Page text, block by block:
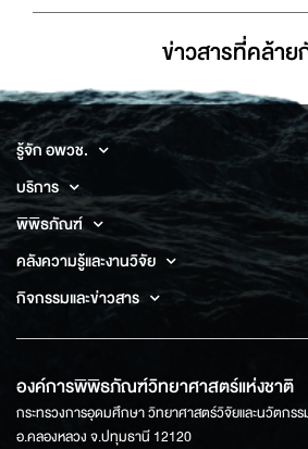
ข่าวสารที่่คล้าย
รู้จัก อพวช.
บริการ
พิพิธภัณฑ์
คลังความรู้และงานวิจัย
กิจกรรมและข่าวสาร
องค์การพิพิธภัณฑ์วิทยาศาสตร์แห่งชาติ
กระทรวงการอุดมศึกษา วิทยาศาสตร์วิจัยและนวัตกร
อ.คลองหลวง จ.ปทุมธานี 12120